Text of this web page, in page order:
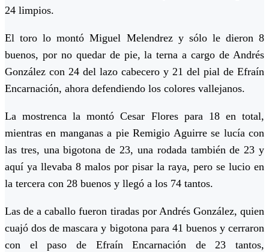
24 limpios.
El toro lo montó Miguel Melendrez y sólo le dieron 8
buenos, por no quedar de pie, la terna a cargo de Andrés
González con 24 del lazo cabecero y 21 del pial de Efraín
Encarnación, ahora defendiendo los colores vallejanos.
La mostrenca la montó Cesar Flores para 18 en total,
mientras en manganas a pie Remigio Aguirre se lucía con
las tres, una bigotona de 23, una rodada también de 23 y
aquí ya llevaba 8 malos por pisar la raya, pero se lucio en
la tercera con 28 buenos y llegó a los 74 tantos.
Las de a caballo fueron tiradas por Andrés González, quien
cuajó dos de mascara y bigotona para 41 buenos y cerraron
con el paso de Efraín Encarnación de 23 tantos,